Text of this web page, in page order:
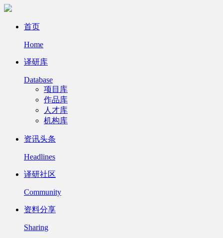
首页
Home
译研库
Database
项目库
作品库
人才库
机构库
资讯头条
Headlines
译研社区
Community
资料分享
Sharing